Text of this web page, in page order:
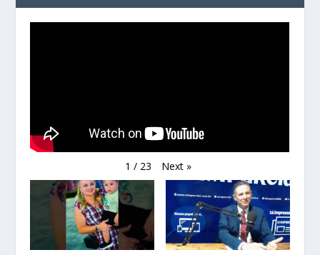
1 / 23 Next »